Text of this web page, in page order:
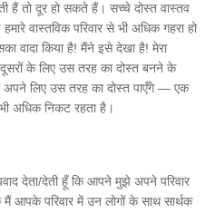
हैं तो दूर हो सकते हैं। सच्चे दोस्त वास्तव
वास्तविक परिवार से भी अधिक गहरा हो
वादा किया है! मैंने इसे देखा है! मेरा
के लिए उस तरह का दोस्त बनने के
लिए उस तरह का दोस्त पाएँगे — एक
अधिक निकट रहता है।
देता/देती हूँ कि आपने मुझे अपने परिवार
आपके परिवार में उन लोगों के साथ सार्थक